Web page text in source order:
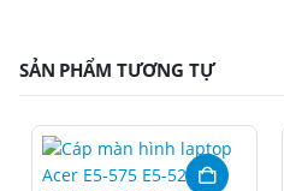
SẢN PHẨM TƯƠNG TỰ